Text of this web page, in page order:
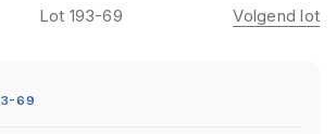
Lot 193-69 Volgend lot
69